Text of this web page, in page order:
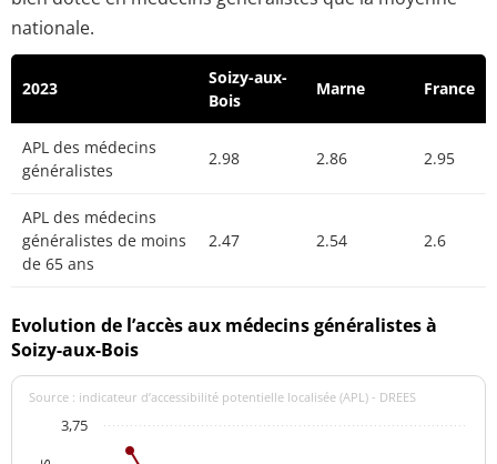
nationale.
2023
Soizy-aux-
Bois
Marne France
APL des médecins
généralistes
2.98 2.86 2.95
APL des médecins
généralistes de moins
de 65 ans
2.47 2.54 2.6
Evolution de l’accès aux médecins généralistes à
Soizy-aux-Bois
Source : indicateur d’accessibilité potentielle localisée (APL) - DREES
3,75